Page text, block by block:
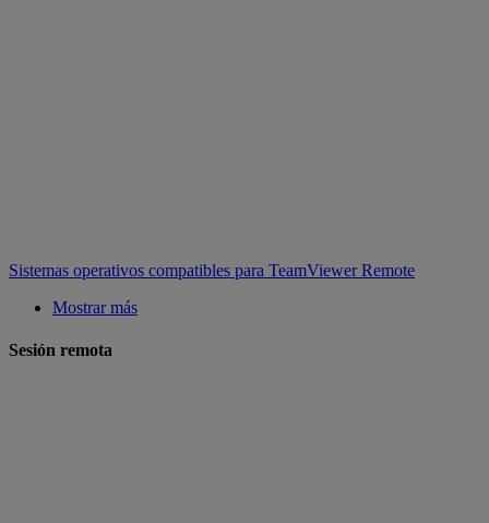
Sistemas operativos compatibles para TeamViewer Remote
Mostrar más
Sesión remota